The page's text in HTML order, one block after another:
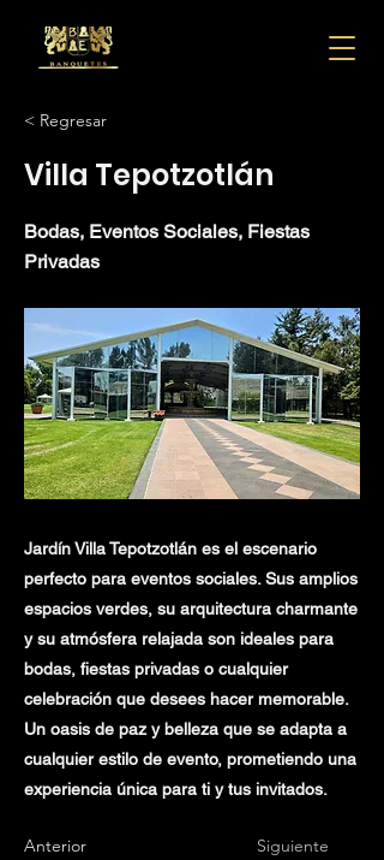
< Regresar
Villa Tepotzotlán
Bodas, Eventos Sociales, Fiestas
Privadas
Jardín Villa Tepotzotlán es el escenario
perfecto para eventos sociales. Sus amplios
espacios verdes, su arquitectura charmante
y su atmósfera relajada son ideales para
bodas, fiestas privadas o cualquier
celebración que desees hacer memorable.
Un oasis de paz y belleza que se adapta a
cualquier estilo de evento, prometiendo una
experiencia única para ti y tus invitados.
Anterior Siguiente